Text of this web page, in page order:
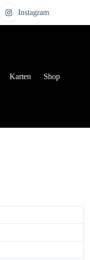
Instagram
Karten Shop